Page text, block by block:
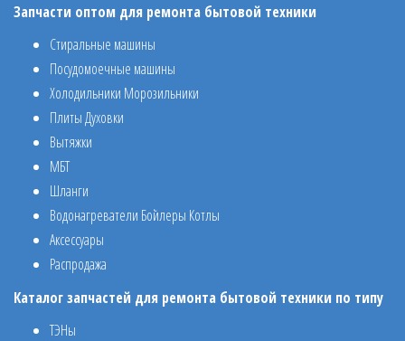
Запчасти оптом для ремонта бытовой техники
Стиральные машины
Посудомоечные машины
Холодильники Морозильники
Плиты Духовки
Вытяжки
МБТ
Шланги
Водонагреватели Бойлеры Котлы
Аксессуары
Распродажа
Каталог запчастей для ремонта бытовой техники по типу
ТЭНы